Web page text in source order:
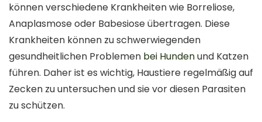
können verschiedene Krankheiten wie Borreliose,
Anaplasmose oder Babesiose übertragen. Diese
Krankheiten können zu schwerwiegenden
gesundheitlichen Problemen bei Hundenund Katzen
führen. Daher ist es wichtig, Haustiere regelmäßig auf
Zecken zu untersuchen und sie vor diesen Parasiten
zu schützen.